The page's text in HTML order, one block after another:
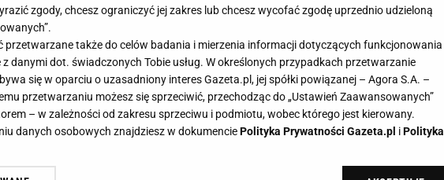
zgody, chcesz ograniczyć jej zakres lub chcesz wycofać zgodę uprzednio udzieloną
przetwarzane także do celów badania i mierzenia informacji dotyczących funkcjonowania
danymi dot. świadczonych Tobie usług. W określonych przypadkach przetwarzanie
się w oparciu o uzasadniony interes Gazeta.pl, jej spółki powiązanej – Agora S.A. –
przetwarzaniu możesz się sprzeciwić, przechodząc do „Ustawień Zaawansowanych”
– w zależności od zakresu sprzeciwu i podmiotu, wobec którego jest kierowany.
danych osobowych znajdziesz w dokumenciePolityka Prywatności Gazeta.pl iPolityka